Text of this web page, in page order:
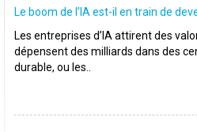
Le boom de l’IA est-il en train de
Les entreprises d’IA attirent des
dépensent des milliards dans des
durable, ou les..